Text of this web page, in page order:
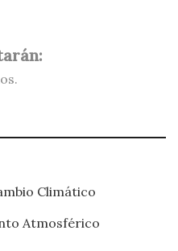
Climático
Atmosférico